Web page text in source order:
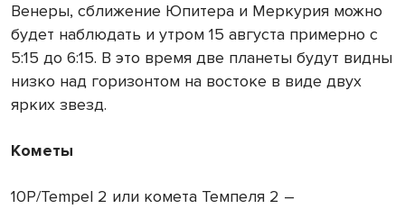
Венеры, сближение Юпитера и Меркурия можно
будет наблюдать и утром 15 августа примерно с
5:15 до 6:15. В это время две планеты будут видны
низко над горизонтом на востоке в виде двух
ярких звезд.
Кометы
10P/Tempel 2 или комета Темпеля 2 –